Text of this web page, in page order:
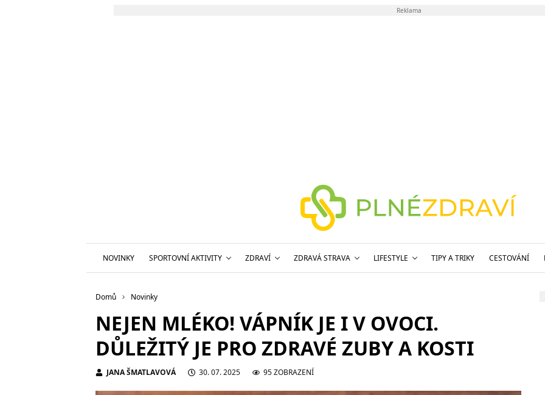
Reklama
NOVINKY SPORTOVNÍ AKTIVITY ZDRAVÍ ZDRAVÁ STRAVA LIFESTYLE TIPY A TRIKY CESTOVÁNÍ
Domů Novinky
NEJEN MLÉKO! VÁPNÍK JE I V OVOCI.
DŮLEŽITÝ JE PRO ZDRAVÉ ZUBY A KOSTI
JANA ŠMATLAVOVÁ 30. 07. 2025 95 ZOBRAZENÍ